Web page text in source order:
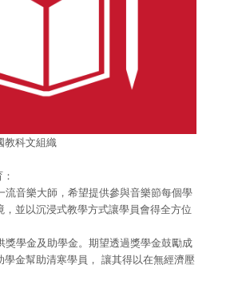
教科文組織
流音樂大師，希望提供參與音樂節每個學
，並以沉浸式教學方式讓學員會得全方位
獎學金及助學金。期望透過獎學金鼓勵成
學金幫助清寒學員， 讓其得以在無經濟壓